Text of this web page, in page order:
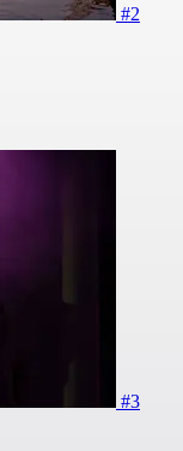
#2
#3